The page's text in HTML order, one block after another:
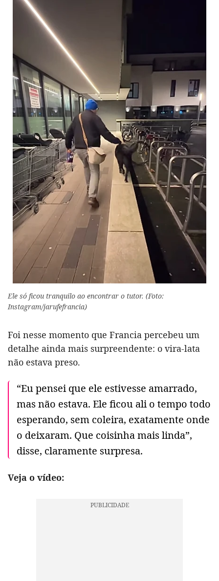
Ele só ficou tranquilo ao encontrar o tutor. (Foto:
Instagram/jarufefrancia)
Foi nesse momento que Francia percebeu um
detalhe ainda mais surpreendente: o vira-lata
não estava preso.
“Eu pensei que ele estivesse amarrado,
mas não estava. Ele ficou ali o tempo todo
esperando, sem coleira, exatamente onde
o deixaram. Que coisinha mais linda”,
disse, claramente surpresa.
Veja o vídeo: